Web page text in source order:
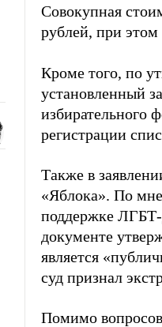
Совокупная
рублей, при этом
Кроме того, по
установленный
избирательного
регистрации
Также в
«Яблока». По
поддержке
документе
является
суд признал
Помимо